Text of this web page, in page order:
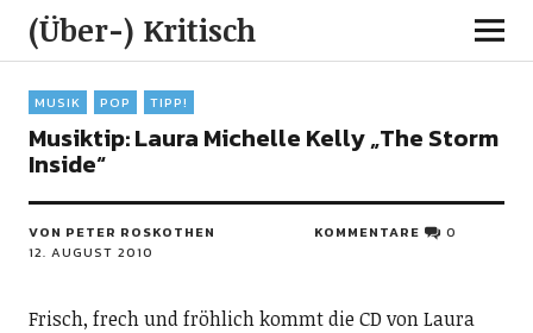
(Über-) Kritisch
MUSIK POP TIPP!
Musiktip: Laura Michelle Kelly „The Storm
Inside“
VON PETER ROSKOTHEN
12. AUGUST 2010
KOMMENTARE 0
Frisch, frech und fröhlich kommt die CD von Laura